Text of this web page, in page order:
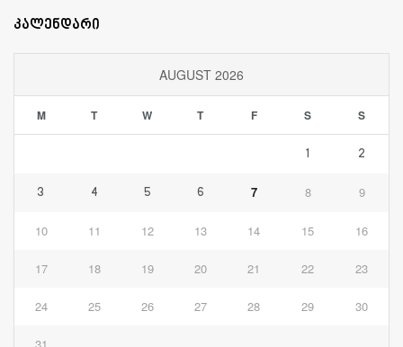
კალენდარი
AUGUST 2026
M T W T F S S
1 2
3 4 5 6 7 8 9
10 11 12 13 14 15 16
17 18 19 20 21 22 23
24 25 26 27 28 29 30
31